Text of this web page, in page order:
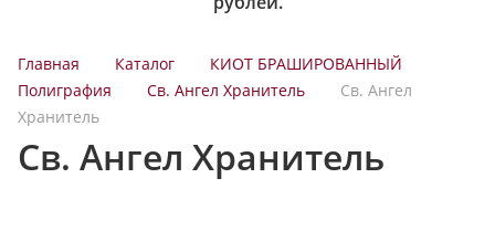
к
а
т
а
Главная Каталог
КИОТ БРАШИРОВАННЫЙ
Полиграфия
Св. Ангел Хранитель
Св. Ангел
Хранитель
Св. Ангел Хранитель